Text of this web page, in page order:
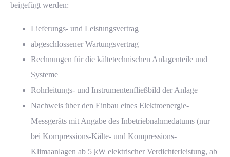
beigefügt werden:
Lieferungs- und Leistungsvertrag
abgeschlossener Wartungsvertrag
Rechnungen für die kältetechnischen Anlagenteile und
Systeme
Rohrleitungs- und Instrumentenfließbild der Anlage
Nachweis über den Einbau eines Elektroenergie-
Messgeräts mit Angabe des Inbetriebnahmedatums (nur
bei Kompressions-Kälte- und Kompressions-
Klimaanlagen ab 5 kW elektrischer Verdichterleistung, ab